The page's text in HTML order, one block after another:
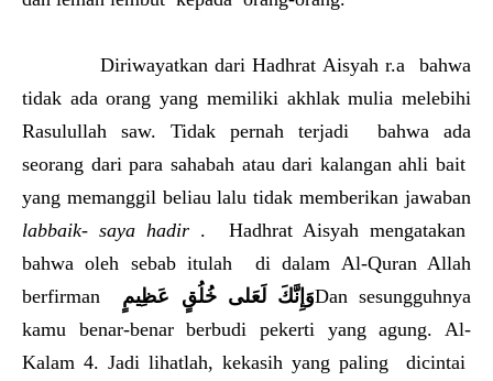
Diriwayatkan dari Hadhrat Aisyah r.a bahwa
tidak ada orang yang memiliki akhlak mulia melebihi
Rasulullah saw. Tidak pernah terjadi bahwa ada
seorang dari para sahabah atau dari kalangan ahli bait
yang memanggil beliau lalu tidak memberikan jawaban
labbaik- saya hadir . Hadhrat Aisyah mengatakan
bahwa oleh sebab itulah di dalam Al-Quran Allah
berfirman
وَإِنَّكَ لَعَلى خُلُقٍ عَظِيمٍDan sesungguhnya
kamu benar-benar berbudi pekerti yang agung. Al-
Kalam 4. Jadi lihatlah, kekasih yang paling dicintai